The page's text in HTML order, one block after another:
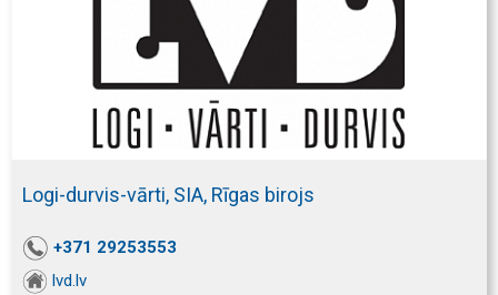
Logi-durvis-vārti, SIA, Rīgas birojs
+371 29253553
lvd.lv